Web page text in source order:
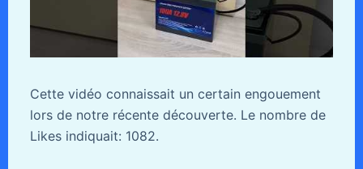
Cette vidéo connaissait un certain engouement
lors de notre récente découverte. Le nombre de
Likes indiquait: 1082.